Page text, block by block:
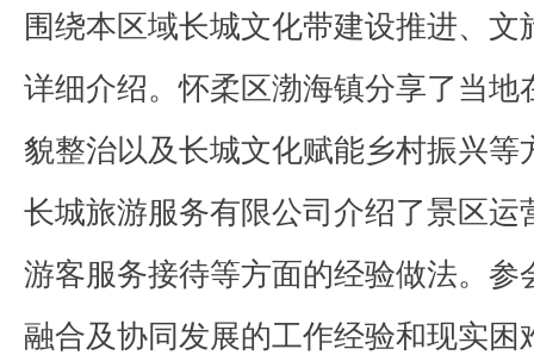
围绕本区域长城文化带建设推进、
详细介绍。怀柔区渤海镇分享了当
貌整治以及长城文化赋能乡村振兴
长城旅游服务有限公司介绍了景区
游客服务接待等方面的经验做法。
融合及协同发展的工作经验和现实困